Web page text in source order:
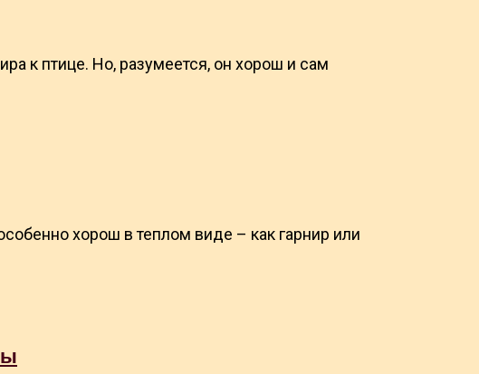
к птице. Но, разумеется, он хорош и сам
хорош в теплом виде – как гарнир или